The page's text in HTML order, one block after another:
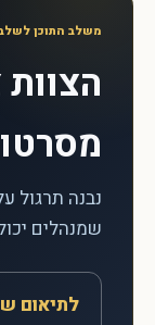
משלב התוכן
הצוות
נבנה תרגול
שמנהלים
לתיאום